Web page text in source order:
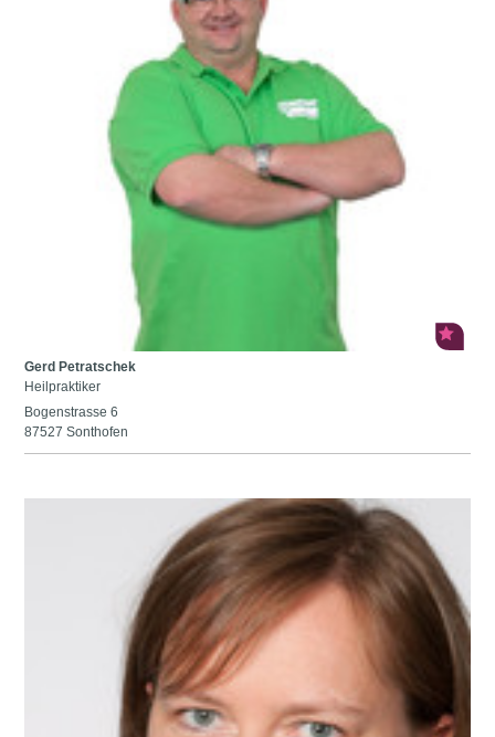
Gerd Petratschek
Heilpraktiker
Bogenstrasse 6
87527 Sonthofen